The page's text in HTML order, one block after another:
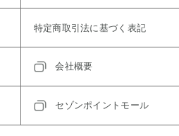
特定商取引法に基づく表記
会社概要
セゾンポイントモール